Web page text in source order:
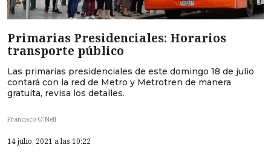
Primarias Presidenciales: Horarios
transporte público
Las primarias presidenciales de este domingo 18 de julio
contará con la red de Metro y Metrotren de manera
gratuita, revisa los detalles.
Francisco O’Nell
14 julio, 2021 a las 10:22